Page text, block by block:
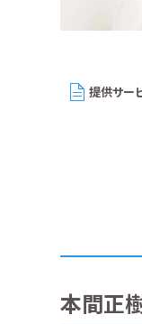
提供サー
本間正